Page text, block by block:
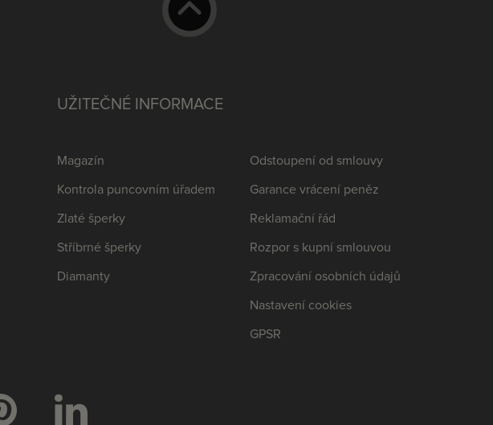
UŽITEČNÉ INFORMACE
Magazín
Kontrola puncovním úřadem
Zlaté šperky
Stříbrné šperky
Diamanty
Odstoupení od smlouvy
Garance vrácení peněz
Reklamační řád
Rozpor s kupní smlouvou
Zpracování osobních údajů
Nastavení cookies
GPSR